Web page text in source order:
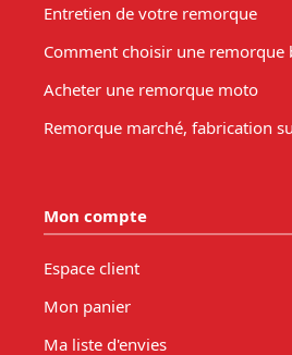
Entretien de votre remorque
Comment choisir une remorque
Acheter une remorque moto
Remorque marché, fabrication
Mon compte
Espace client
Mon panier
Ma liste d'envies